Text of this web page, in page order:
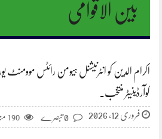
اکرام الدین کو انٹرنیشنل ہیومن رائٹس موومنٹ
کوآرڈینیٹر منتخب۔
فروری 12, 2026 0 تبصرے 190